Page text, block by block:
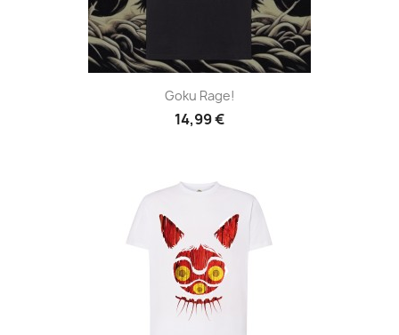
Goku Rage!
14,99 €